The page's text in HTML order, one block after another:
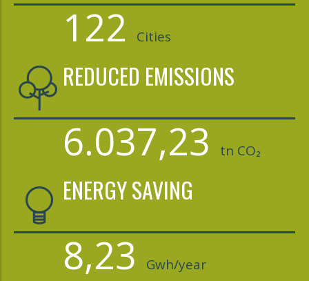
122 Cities
REDUCED EMISSIONS
6.037,23 tn CO₂
ENERGY SAVING
8,23 Gwh/year